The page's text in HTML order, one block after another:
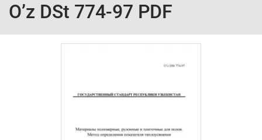
O’z DSt 774-97 PDF